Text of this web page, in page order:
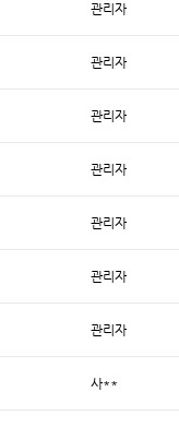
관리자
관리자
관리자
관리자
관리자
관리자
관리자
사**